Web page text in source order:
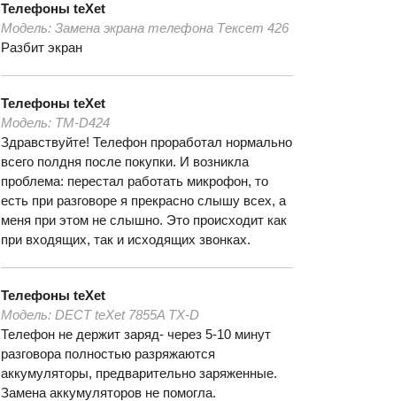
Телефоны teXet
Модель: Замена экрана телефона Тексет 426
Разбит экран
Телефоны teXet
Модель: TM-D424
Здравствуйте! Телефон проработал нормально
всего полдня после покупки. И возникла
проблема: перестал работать микрофон, то
есть при разговоре я прекрасно слышу всех, а
меня при этом не слышно. Это происходит как
при входящих, так и исходящих звонках.
Телефоны teXet
Модель: DECT teXet 7855A TX-D
Телефон не держит заряд- через 5-10 минут
разговора полностью разряжаются
аккумуляторы, предварительно заряженные.
Замена аккумуляторов не помогла.